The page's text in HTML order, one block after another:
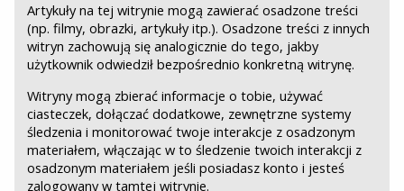
Artykuły na tej witrynie mogą zawierać osadzone treści
(np. filmy, obrazki, artykuły itp.). Osadzone treści z innych
witryn zachowują się analogicznie do tego, jakby
użytkownik odwiedził bezpośrednio konkretną witrynę.
Witryny mogą zbierać informacje o tobie, używać
ciasteczek, dołączać dodatkowe, zewnętrzne systemy
śledzenia i monitorować twoje interakcje z osadzonym
materiałem, włączając w to śledzenie twoich interakcji z
osadzonym materiałem jeśli posiadasz konto i jesteś
zalogowany w tamtej witrynie.